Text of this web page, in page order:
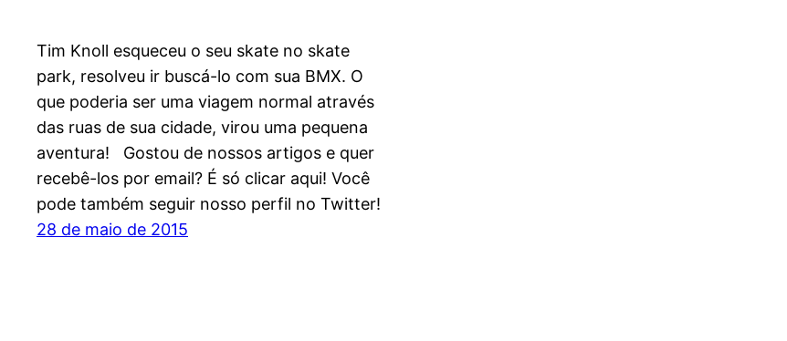
Tim Knoll esqueceu o seu skate no skate
park, resolveu ir buscá-lo com sua BMX. O
que poderia ser uma viagem normal através
das ruas de sua cidade, virou uma pequena
aventura! Gostou de nossos artigos e quer
recebê-los por email? É só clicar aqui! Você
pode também seguir nosso perfil no Twitter!
28 de maio de 2015